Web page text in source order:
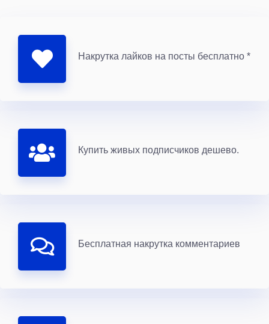
Накрутка лайков на посты бесплатно *
Купить живых подписчиков дешево.
Бесплатная накрутка комментариев